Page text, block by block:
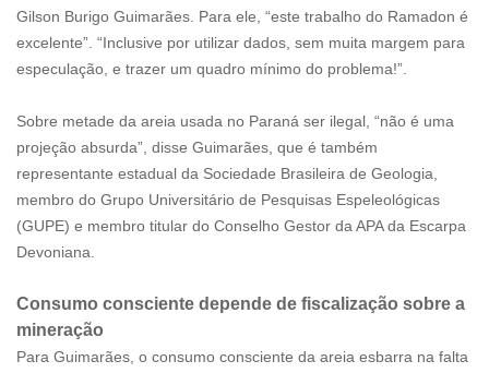
Gilson Burigo Guimarães. Para ele, “este trabalho do Ramadon é
excelente”. “Inclusive por utilizar dados, sem muita margem para
especulação, e trazer um quadro mínimo do problema!”.
Sobre metade da areia usada no Paraná ser ilegal, “não é uma
projeção absurda”, disse Guimarães, que é também
representante estadual da Sociedade Brasileira de Geologia,
membro do Grupo Universitário de Pesquisas Espeleológicas
(GUPE) e membro titular do Conselho Gestor da APA da Escarpa
Devoniana.
Consumo consciente depende de fiscalização sobre a
mineração
Para Guimarães, o consumo consciente da areia esbarra na falta